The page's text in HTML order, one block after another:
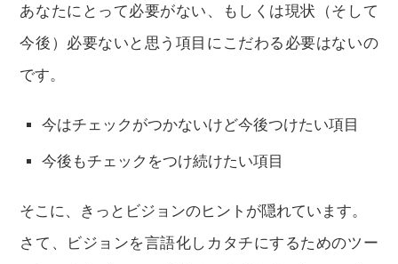
あなたにとって必要がない、もしくは現状（そして
今後）必要ないと思う項目にこだわる必要はないの
です。
今はチェックがつかないけど今後つけたい項目
今後もチェックをつけ続けたい項目
そこに、きっとビジョンのヒントが隠れています。
さて、ビジョンを言語化しカタチにするためのツー